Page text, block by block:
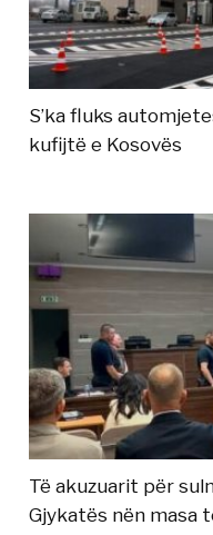
S’ka fluks
kufijtë e Kosovës
Të akuzuarit për
Gjykatës nën masa